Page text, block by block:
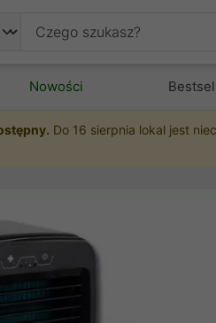
Nowości
Do 16 sierpnia lokal jest